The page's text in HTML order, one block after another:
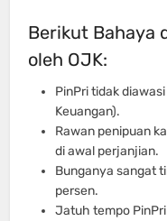
Berikut Bahaya
oleh OJK:
PinPri tidak
Keuangan).
Rawan penipuan
di awal perjanjian.
Bunganya sangat
persen.
Jatuh tempo